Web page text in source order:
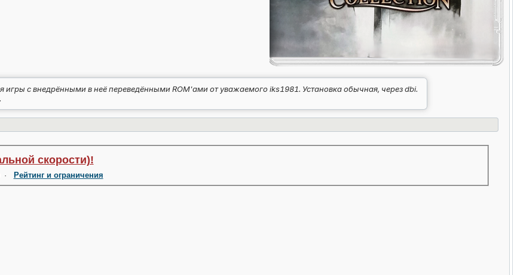
с внедрёнными в неё переведёнными ROM'ами от уважаемого iks1981. Установка обычная, через dbi.
скорости)!
Рейтинг и ограничения